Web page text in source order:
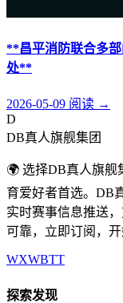
**昌平消防联合多
处**
2026-05-09 阅读 →
D
DB真人旗舰集团
🌍 选择DB真人旗舰
育爱好者首选。DB
实时赛事信息推送
可靠，立即订阅，开
WXWBTT
探索发现